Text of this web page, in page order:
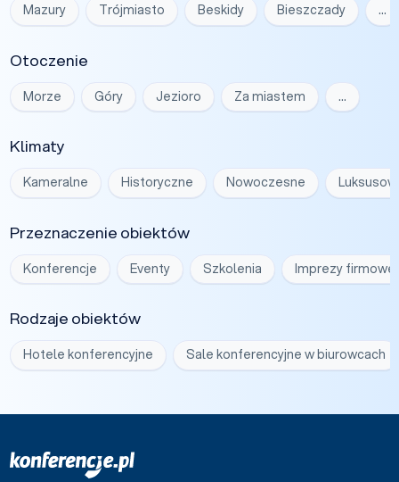
Mazury Trójmiasto Beskidy Bieszczady …
Otoczenie
Morze Góry Jezioro Za miastem …
Klimaty
Kameralne Historyczne Nowoczesne
Przeznaczenie obiektów
Konferencje Eventy Szkolenia Imprezy firmowe
Rodzaje obiektów
Hotele konferencyjne Sale konferencyjne w biurowcach